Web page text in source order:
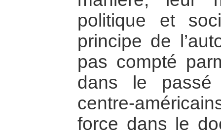
politique et
principe de
pas compté
dans le passé
centre-
force dans le